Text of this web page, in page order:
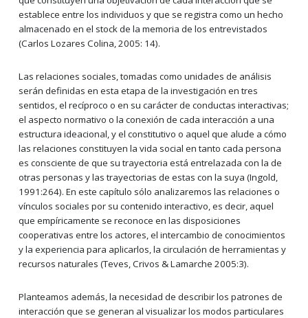
establece entre los individuos y que se registra como un hecho
almacenado en el stock de la memoria de los entrevistados
(Carlos Lozares Colina, 2005: 14).
Las relaciones sociales, tomadas como unidades de análisis
serán definidas en esta etapa de la investigación en tres
sentidos, el recíproco o en su carácter de conductas interactivas;
el aspecto normativo o la conexión de cada interacción a una
estructura ideacional, y el constitutivo o aquel que alude a cómo
las relaciones constituyen la vida social en tanto cada persona
es consciente de que su trayectoria está entrelazada con la de
otras personas y las trayectorias de estas con la suya (Ingold,
1991:264). En este capítulo sólo analizaremos las relaciones o
vínculos sociales por su contenido interactivo, es decir, aquel
que empíricamente se reconoce en las disposiciones
cooperativas entre los actores, el intercambio de conocimientos
y la experiencia para aplicarlos, la circulación de herramientas y
recursos naturales (Teves, Crivos & Lamarche 2005:3).
Planteamos además, la necesidad de describir los patrones de
interacción que se generan al visualizar los modos particulares